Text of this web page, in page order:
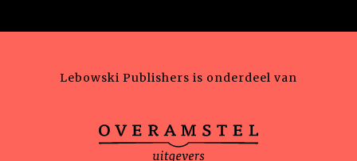
Lebowski Publishers is onderdeel van